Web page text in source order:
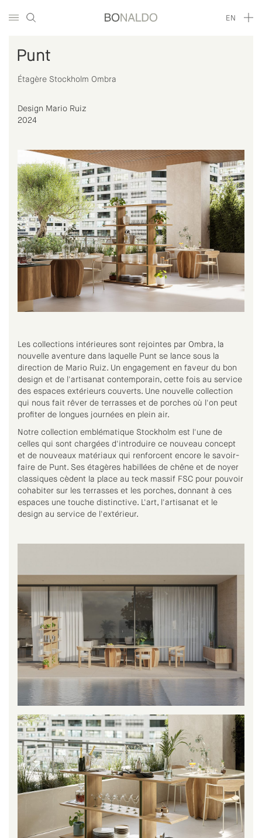
EN
Punt
Étagère Stockholm Ombra
Design Mario Ruiz
2024
Les collections intérieures sont rejointes par Ombra, la
nouvelle aventure dans laquelle Punt se lance sous la
direction de Mario Ruiz. Un engagement en faveur du bon
design et de l'artisanat contemporain, cette fois au service
des espaces extérieurs couverts. Une nouvelle collection
qui nous fait rêver de terrasses et de porches où l'on peut
profiter de longues journées en plein air.
Notre collection emblématique Stockholm est l'une de
celles qui sont chargées d'introduire ce nouveau concept
et de nouveaux matériaux qui renforcent encore le savoir-
faire de Punt. Ses étagères habillées de chêne et de noyer
classiques cèdent la place au teck massif FSC pour pouvoir
cohabiter sur les terrasses et les porches, donnant à ces
espaces une touche distinctive. L'art, l'artisanat et le
design au service de l'extérieur.